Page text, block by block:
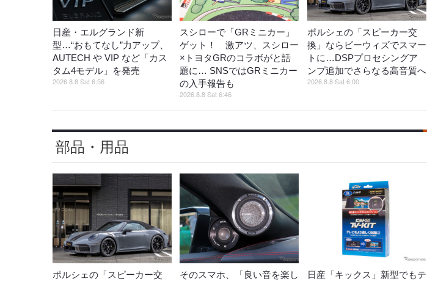
日産・エルグランド新
型…“おもてなし”力アップ、
AUTECH や VIP など「カス
タム4モデル」を発売
2026.8.8 Sat 6:56
スシローで「GRミニカー」
ゲット！ 激アツ、スシロー
×トヨタGRのコラボがと話
題に… SNSではGRミニカー
の入手報告も
2026.8.8 Sat 6:46
ポルシェの「スピーカー交
換」ならビーウィズでスマー
トに…DSPプロセシングア
ンプ追加でさらなる高音質へ
2026.8.8 Sat 6:00
部品・用品
ポルシェの「スピーカー交
そのスマホ、「良い音を楽し
日産「キックス」新型でもテ